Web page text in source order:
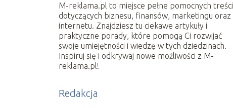
M-reklama.pl to miejsce pełne pomocnych treści
dotyczących biznesu, finansów, marketingu oraz
internetu. Znajdziesz tu ciekawe artykuły i
praktyczne porady, które pomogą Ci rozwijać
swoje umiejętności i wiedzę w tych dziedzinach.
Inspiruj się i odkrywaj nowe możliwości z M-
reklama.pl!
Redakcja